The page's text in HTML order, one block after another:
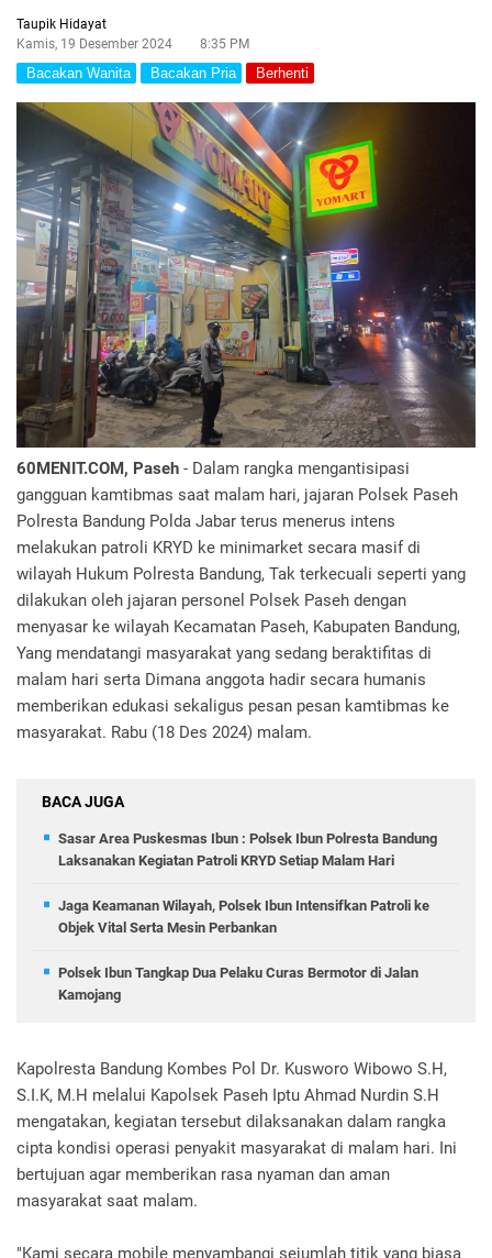
Taupik Hidayat
Kamis, 19 Desember 2024
8:35 PM
Bacakan Wanita Bacakan Pria Berhenti
60MENIT.COM, Paseh - Dalam rangka mengantisipasi
gangguan kamtibmas saat malam hari, jajaran Polsek Paseh
Polresta Bandung Polda Jabar terus menerus intens
melakukan patroli KRYD ke minimarket secara masif di
wilayah Hukum Polresta Bandung, Tak terkecuali seperti yang
dilakukan oleh jajaran personel Polsek Paseh dengan
menyasar ke wilayah Kecamatan Paseh, Kabupaten Bandung,
Yang mendatangi masyarakat yang sedang beraktifitas di
malam hari serta Dimana anggota hadir secara humanis
memberikan edukasi sekaligus pesan pesan kamtibmas ke
masyarakat. Rabu (18 Des 2024) malam.
BACA JUGA
Sasar Area Puskesmas Ibun : Polsek Ibun Polresta Bandung
Laksanakan Kegiatan Patroli KRYD Setiap Malam Hari
Jaga Keamanan Wilayah, Polsek Ibun Intensifkan Patroli ke
Objek Vital Serta Mesin Perbankan
Polsek Ibun Tangkap Dua Pelaku Curas Bermotor di Jalan
Kamojang
Kapolresta Bandung Kombes Pol Dr. Kusworo Wibowo S.H,
S.I.K, M.H melalui Kapolsek Paseh Iptu Ahmad Nurdin S.H
mengatakan, kegiatan tersebut dilaksanakan dalam rangka
cipta kondisi operasi penyakit masyarakat di malam hari. Ini
bertujuan agar memberikan rasa nyaman dan aman
masyarakat saat malam.
"Kami secara mobile menyambangi sejumlah titik yang biasa